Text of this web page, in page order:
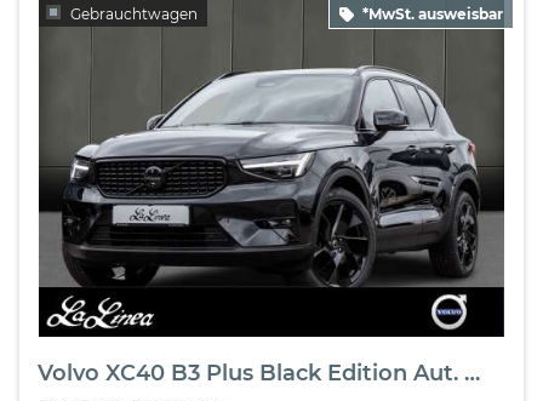
Gebrauchtwagen *MwSt. ausweisbar
Volvo XC40 B3 Plus Black Edition Aut. Navi*PDC*LED